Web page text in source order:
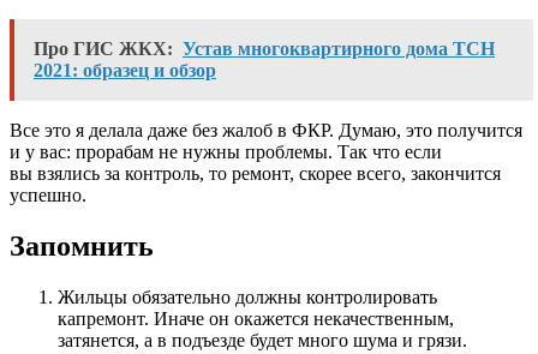
Про ГИС ЖКХ: Устав многоквартирного дома ТСН
2021: образец и обзор
Все это я делала даже без жалоб в ФКР. Думаю, это получится
и у вас: прорабам не нужны проблемы. Так что если
вы взялись за контроль, то ремонт, скорее всего, закончится
успешно.
Запомнить
Жильцы обязательно должны контролировать
капремонт. Иначе он окажется некачественным,
затянется, а в подъезде будет много шума и грязи.